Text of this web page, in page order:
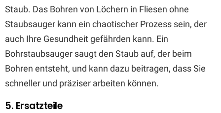
Staub. Das Bohren von Löchern in Fliesen ohne
Staubsauger kann ein chaotischer Prozess sein, der
auch Ihre Gesundheit gefährden kann. Ein
Bohrstaubsauger saugt den Staub auf, der beim
Bohren entsteht, und kann dazu beitragen, dass Sie
schneller und präziser arbeiten können.
5. Ersatzteile